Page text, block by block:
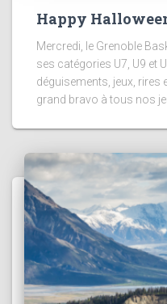
Happy
Mercredi, le Grenoble
ses catégories U7, U9 et
déguisements, jeux, rires
grand bravo à tous nos